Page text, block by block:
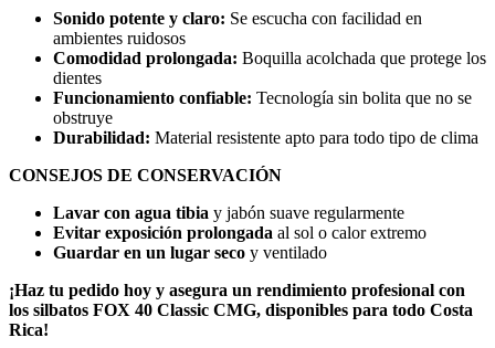
Sonido potente y claro: Se escucha con facilidad en
ambientes ruidosos
Comodidad prolongada: Boquilla acolchada que protege los
dientes
Funcionamiento confiable: Tecnología sin bolita que no se
obstruye
Durabilidad: Material resistente apto para todo tipo de clima
CONSEJOS DE CONSERVACIÓN
Lavar con agua tibia y jabón suave regularmente
Evitar exposición prolongada al sol o calor extremo
Guardar en un lugar seco y ventilado
¡Haz tu pedido hoy y asegura un rendimiento profesional con
los silbatos FOX 40 Classic CMG, disponibles para todo Costa
Rica!